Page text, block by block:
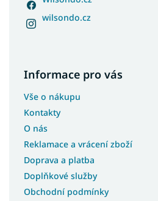
wilsondo.cz
Informace pro vás
Vše o nákupu
Kontakty
O nás
Reklamace a vrácení zboží
Doprava a platba
Doplňkové služby
Obchodní podmínky